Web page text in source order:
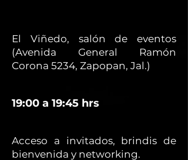
El Viñedo, salón de eventos
(Avenida General Ramón
Corona 5234, Zapopan, Jal.)
19:00 a 19:45 hrs
Acceso a invitados, brindis de
bienvenida y networking.